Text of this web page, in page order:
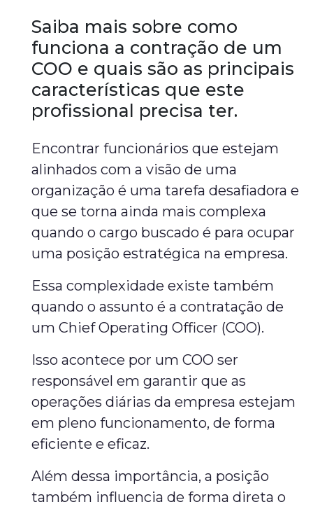
Saiba mais sobre como
funciona a contração de um
COO e quais são as principais
características que este
profissional precisa ter.
Encontrar funcionários que estejam
alinhados com a visão de uma
organização é uma tarefa desafiadora e
que se torna ainda mais complexa
quando o cargo buscado é para ocupar
uma posição estratégica na empresa.
Essa complexidade existe também
quando o assunto é a contratação de
um Chief Operating Officer (COO).
Isso acontece por um COO ser
responsável em garantir que as
operações diárias da empresa estejam
em pleno funcionamento, de forma
eficiente e eficaz.
Além dessa importância, a posição
também influencia de forma direta o